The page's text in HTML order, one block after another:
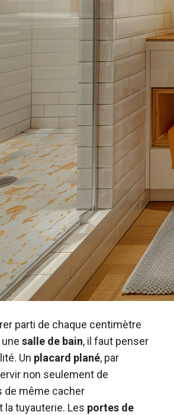
parti de chaque centimètre
salle de bain, il faut penser
Un placard plané, par
non seulement de
de même cacher
tuyauterie. Les portes de